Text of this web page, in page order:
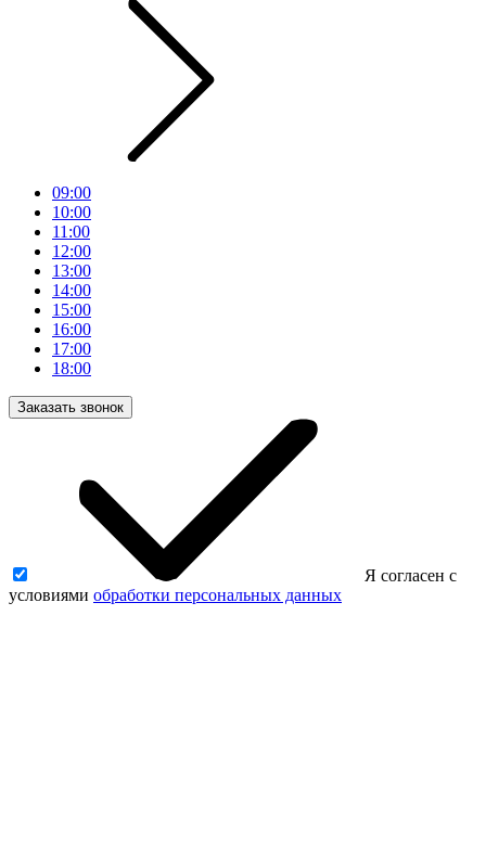
09:00
10:00
11:00
12:00
13:00
14:00
15:00
16:00
17:00
18:00
Заказать звонок
Я согласен с
условиями обработки персональных данных